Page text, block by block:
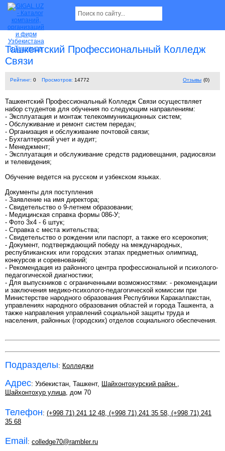
Ташкентский Профессиональный Колледж
Связи
Рейтинг: 0 Просмотров: 14772 Отзывы (0)
Ташкентский Профессиональный Колледж Связи осуществляет
набор студентов для обучения по следующим направлениям:
- Эксплуатация и монтаж телекоммуникационных систем;
- Обслуживание и ремонт систем передач;
- Организация и обслуживание почтовой связи;
- Бухгалтерский учет и аудит;
- Менеджмент;
- Эксплуатация и обслуживание средств радиовещания, радиосвязи
и телевидения;
Обучение ведется на русском и узбекском языках.
Документы для поступления
- Заявление на имя директора;
- Свидетельство о 9-летнем образовании;
- Медицинская справка формы 086-У;
- Фото 3х4 - 6 штук;
- Справка с места жительства;
- Свидетельство о рождении или паспорт, а также его ксерокопия;
- Документ, подтверждающий победу на международных,
республиканских или городских этапах предметных олимпиад,
конкурсов и соревнований;
- Рекомендация из районного центра профессиональной и психолого-
педагогической диагностики;
- Для выпускников с ограниченными возможностями: - рекомендации
и заключения медико-психолого-педагогической комиссии при
Министерстве народного образования Республики Каракалпакстан,
управлениях народного образования областей и города Ташкента, а
также направления управлений социальной защиты труда и
населения, районных (городских) отделов социального обеспечения.
Подразделы: Колледжи
Адрес: Узбекистан, Ташкент, Шайхонтохурский район ,
Шайхонтохур улица, дом 70
Телефон: (+998 71) 241 12 48 (+998 71) 241 35 58 (+998 71) 241
35 68
Email : colledge70@rambler.ru